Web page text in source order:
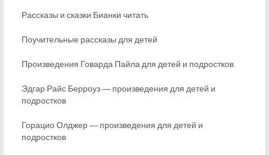
Рассказы и сказки Бианки читать
Поучительные рассказы для детей
Произведения Говарда Пайла для детей и подростков
Эдгар Райс Берроуз ― произведения для детей и
подростков
Горацио Олджер ― произведения для детей и
подростков